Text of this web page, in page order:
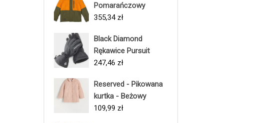
Pomarańczowy
355,34 zł
Black Diamond
Rękawice Pursuit
247,46 zł
Reserved - Pikowana
kurtka - Beżowy
109,99 zł